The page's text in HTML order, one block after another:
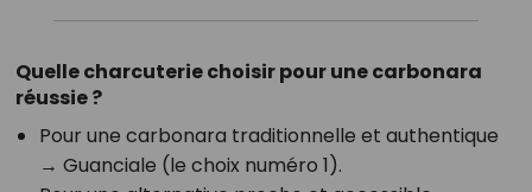
Quelle charcuterie choisir pour une carbonara
réussie ?
Pour une carbonara traditionnelle et authentique
→ Guanciale (le choix numéro 1).